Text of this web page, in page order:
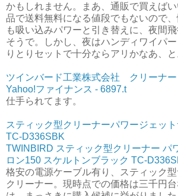
かもしれません。まあ、通販で買えば
品で送料無料になる値段でもないので
も吸い込みパワーと引き替えに、夜間
そうで。しかし、夜はハンディワイパ
りとりセットで十分ならアリかなあ、と
ツインバード工業株式会社 クリーナー
Yahoo!ファイナンス - 6897.t
仕手られてます。
スティック型クリーナーパワージェッ
TC-D336SBK
TWINBIRD スティック型クリーナー パ
ロン150 スケルトンブラック TC-
格安の電源ケーブル有り、スティック
クリーナー。現時点での価格は三千円